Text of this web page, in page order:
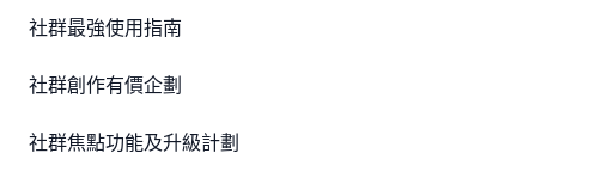
社群最強使用指南
社群創作有價企劃
社群焦點功能及升級計劃